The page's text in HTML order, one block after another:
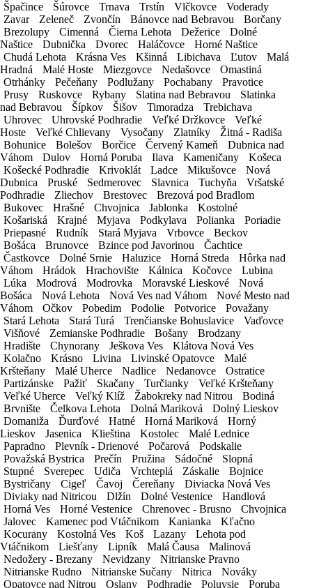
Trvalý pobyt / Sídlo spoločnosti
E-mail
Telefón
Vek vodiča
Národnosť
DETAIL PRENÁJMU
Miesto vyzdvihnutia vozidla
Špačince
Šúrovce Trnava Trstín Vlčkovce
Voderady
Zavar
Zeleneč Zvončín Bánovce nad Bebravou
Borčany
Brezolupy
Cimenná Čierna Lehota Dežerice
Dolné
Naštice
Dubnička Dvorec Haláčovce
Horné Naštice
Chudá Lehota
Krásna Ves Kšinná Libichava Ľutov
Malá
Hradná
Malé Hoste Miezgovce Nedašovce
Omastiná
Otrhánky
Pečeňany Podlužany Pochabany
Pravotice
Prusy
Ruskovce Rybany Slatina nad Bebravou
Slatinka
nad Bebravou
Šípkov Šišov Timoradza
Trebichava
Uhrovec
Uhrovské Podhradie Veľké Držkovce
Veľké
Hoste
Veľké Chlievany Vysočany Zlatníky
Žitná - Radiša
Bohunice
Bolešov Borčice Červený Kameň
Dubnica nad
Váhom
Dulov Horná Poruba Ilava Kameničany
Košeca
Košecké Podhradie
Krivoklát Ladce Mikušovce
Nová
Dubnica
Pruské Sedmerovec Slavnica Tuchyňa
Vršatské
Podhradie
Zliechov Brestovec
Brezová pod Bradlom
Bukovec
Hrašné Chvojnica Jablonka
Kostolné
Košariská
Krajné Myjava Podkylava Polianka
Poriadie
Priepasné
Rudník Stará Myjava Vrbovce
Beckov
Bošáca
Brunovce Bzince pod Javorinou
Čachtice
Častkovce
Dolné Srnie Haluzice Horná Streda
Hôrka nad
Váhom
Hrádok Hrachovište Kálnica Kočovce
Lubina
Lúka
Modrová Modrovka Moravské Lieskové
Nová
Bošáca
Nová Lehota Nová Ves nad Váhom
Nové Mesto nad
Váhom
Očkov Pobedim Podolie Potvorice
Považany
Stará Lehota
Stará Turá Trenčianske Bohuslavice
Vaďovce
Višňové
Zemianske Podhradie Bošany
Brodzany
Hradište
Chynorany Ješkova Ves
Klátova Nová Ves
Kolačno
Krásno Livina Livinské Opatovce
Malé
Kršteňany
Malé Uherce Nadlice Nedanovce
Ostratice
Partizánske
Pažiť Skačany Turčianky
Veľké Kršteňany
Veľké Uherce
Veľký Klíž Žabokreky nad Nitrou
Bodiná
Brvnište
Čelkova Lehota Dolná Mariková
Dolný Lieskov
Domaniža
Ďurďové Hatné Horná Mariková
Horný
Lieskov
Jasenica Klieština Kostolec
Malé Lednice
Papradno
Plevník - Drienové Počarová
Podskalie
Považská Bystrica
Prečín Pružina Sádočné
Slopná
Stupné
Sverepec Udiča Vrchteplá Záskalie
Bojnice
Bystričany
Cigeľ Čavoj Čereňany
Diviacka Nová Ves
Diviaky nad Nitricou
Dlžín Dolné Vestenice
Handlová
Horná Ves
Horné Vestenice Chrenovec - Brusno
Chvojnica
Jalovec
Kamenec pod Vtáčnikom Kanianka
Kľačno
Kocurany
Kostolná Ves Koš Lazany
Lehota pod
Vtáčnikom
Liešťany Lipník Malá Čausa
Malinová
Nedožery - Brezany
Nevidzany
Nitrianske Pravno
Nitrianske Rudno
Nitrianske Sučany Nitrica
Nováky
Opatovce nad Nitrou
Oslany Podhradie Poluvsie
Poruba
Miesto odovzdania vozidla
Špačince
Šúrovce Trnava Trstín Vlčkovce
Voderady
Zavar
Zeleneč Zvončín Bánovce nad Bebravou
Borčany
Brezolupy
Cimenná Čierna Lehota Dežerice
Dolné
Naštice
Dubnička Dvorec Haláčovce
Horné Naštice
Chudá Lehota
Krásna Ves Kšinná Libichava Ľutov
Malá
Hradná
Malé Hoste Miezgovce Nedašovce
Omastiná
Otrhánky
Pečeňany Podlužany Pochabany
Pravotice
Prusy
Ruskovce Rybany Slatina nad Bebravou
Slatinka
nad Bebravou
Šípkov Šišov Timoradza
Trebichava
Uhrovec
Uhrovské Podhradie Veľké Držkovce
Veľké
Hoste
Veľké Chlievany Vysočany Zlatníky
Žitná - Radiša
Bohunice
Bolešov Borčice Červený Kameň
Dubnica nad
Váhom
Dulov Horná Poruba Ilava Kameničany
Košeca
Košecké Podhradie
Krivoklát Ladce Mikušovce
Nová
Dubnica
Pruské Sedmerovec Slavnica Tuchyňa
Vršatské
Podhradie
Zliechov Brestovec
Brezová pod Bradlom
Bukovec
Hrašné Chvojnica Jablonka
Kostolné
Košariská
Krajné Myjava Podkylava Polianka
Poriadie
Priepasné
Rudník Stará Myjava Vrbovce
Beckov
Bošáca
Brunovce Bzince pod Javorinou
Čachtice
Častkovce
Dolné Srnie Haluzice Horná Streda
Hôrka nad
Váhom
Hrádok Hrachovište Kálnica Kočovce
Lubina
Lúka
Modrová Modrovka Moravské Lieskové
Nová
Bošáca
Nová Lehota Nová Ves nad Váhom
Nové Mesto nad
Váhom
Očkov Pobedim Podolie Potvorice
Považany
Stará Lehota
Stará Turá Trenčianske Bohuslavice
Vaďovce
Višňové
Zemianske Podhradie Bošany
Brodzany
Hradište
Chynorany Ješkova Ves
Klátova Nová Ves
Kolačno
Krásno Livina Livinské Opatovce
Malé
Kršteňany
Malé Uherce Nadlice Nedanovce
Ostratice
Partizánske
Pažiť Skačany Turčianky
Veľké Kršteňany
Veľké Uherce
Veľký Klíž Žabokreky nad Nitrou
Bodiná
Brvnište
Čelkova Lehota Dolná Mariková
Dolný Lieskov
Domaniža
Ďurďové Hatné Horná Mariková
Horný
Lieskov
Jasenica Klieština Kostolec
Malé Lednice
Papradno
Plevník - Drienové Počarová
Podskalie
Považská Bystrica
Prečín Pružina Sádočné
Slopná
Stupné
Sverepec Udiča Vrchteplá Záskalie
Bojnice
Bystričany
Cigeľ Čavoj Čereňany
Diviacka Nová Ves
Diviaky nad Nitricou
Dlžín Dolné Vestenice
Handlová
Horná Ves
Horné Vestenice Chrenovec - Brusno
Chvojnica
Jalovec
Kamenec pod Vtáčnikom Kanianka
Kľačno
Kocurany
Kostolná Ves Koš Lazany
Lehota pod
Vtáčnikom
Liešťany Lipník Malá Čausa
Malinová
Nedožery - Brezany
Nevidzany
Nitrianske Pravno
Nitrianske Rudno
Nitrianske Sučany Nitrica
Nováky
Opatovce nad Nitrou
Oslany Podhradie Poluvsie
Poruba
Dátum a čas od
Dátum a čas do
Spôsob platby
Fakturačné údaje
Pristavenie a odstavenie vozidla v rámci
pobočky (mesta) Zadarmo
Havaríjne a zákonné poistenie Zadarmo
Asistenčné služby v rámci EÚ Zadarmo
Nad 1 mesiac prenájmu čistenie vozidla
Zadarmo
Detská autosedačka 5€ / deň
Navigácia 3€ / deň
Detský podsedák 3€ / deň
Svadobné ŠPZ 3€ / deň
Cestujete do zahraničia?
Áno
Nie
Všetky krajiny, ktoré sa chystáte navštíviť